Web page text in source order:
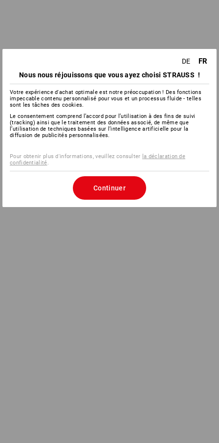
DE FR
Nous nous réjouissons que vous ayez choisi STRAUSS !
Votre expérience d'achat optimale est notre préoccupation ! Des fonctions
impeccable contenu personnalisé pour vous et un processus fluide - telles
sont les tâches des cookies.
Le consentement comprend l’accord pour l’utilisation à des fins de suivi
(tracking) ainsi que le traitement des données associé, de même que
l’utilisation de techniques basées sur l’intelligence artificielle pour la
diffusion de publicités personnalisées.
Pour obtenir plus d'informations, veuillez consulter la déclaration de
confidentialité.
Continuer